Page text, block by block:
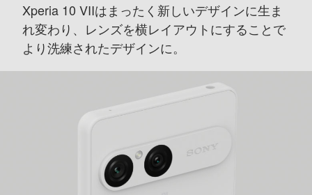
Xperia 10 VIIはまったく新しいデザインに生ま
れ変わり、 レンズを横レイアウトにすることで
より洗練されたデザインに。